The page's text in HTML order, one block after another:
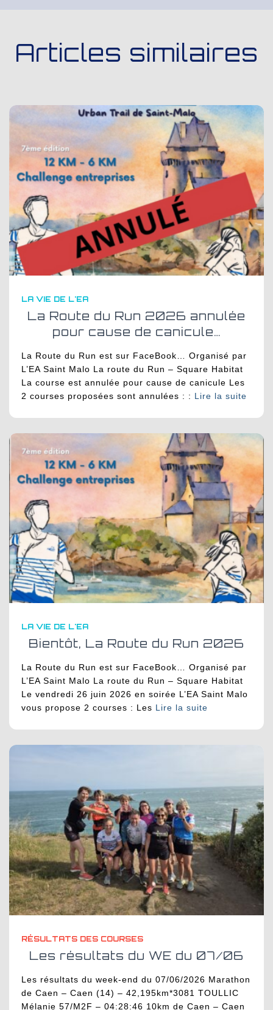
Articles similaires
LA VIE DE L'EA
La Route du Run 2026 annulée
pour cause de canicule…
La Route du Run est sur FaceBook… Organisé par
L’EA Saint Malo La route du Run – Square Habitat
La course est annulée pour cause de canicule Les
2 courses proposées sont annulées : : Lire la suite
LA VIE DE L'EA
Bientôt, La Route du Run 2026
La Route du Run est sur FaceBook… Organisé par
L’EA Saint Malo La route du Run – Square Habitat
Le vendredi 26 juin 2026 en soirée L’EA Saint Malo
vous propose 2 courses : Les Lire la suite
RÉSULTATS DES COURSES
Les résultats du WE du 07/06
Les résultats du week-end du 07/06/2026 Marathon
de Caen – Caen (14) – 42,195km*3081 TOULLIC
Mélanie 57/M2F – 04:28:46 10km de Caen – Caen